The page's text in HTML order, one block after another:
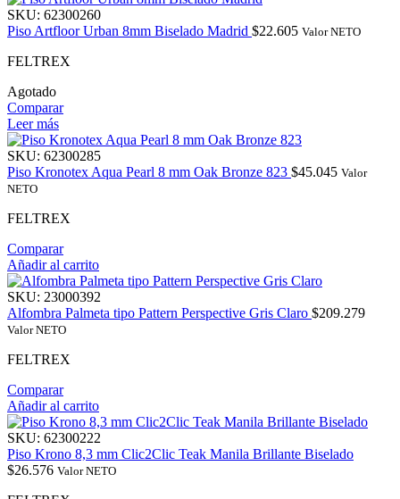
SKU: 62300260
Piso Artfloor Urban 8mm Biselado Madrid $22.605 Valor NETO
FELTREX
Agotado
Comparar
Leer más
SKU: 62300285
Piso Kronotex Aqua Pearl 8 mm Oak Bronze 823 $45.045 Valor
NETO
FELTREX
Comparar
Añadir al carrito
SKU: 23000392
Alfombra Palmeta tipo Pattern Perspective Gris Claro $209.279
Valor NETO
FELTREX
Comparar
Añadir al carrito
SKU: 62300222
Piso Krono 8,3 mm Clic2Clic Teak Manila Brillante Biselado
$26.576 Valor NETO